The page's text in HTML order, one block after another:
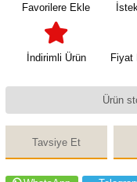
Favorilere Ekle
İndirimli Ürün
Fiyat
Ürün
Tavsiye Et